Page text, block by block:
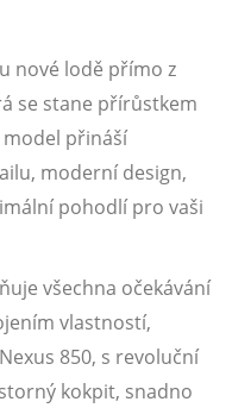
nové lodě přímo z
se stane přírůstkem
model přináší
moderní design,
pohodlí pro vaši
všechna očekávání
vlastností,
850, s revoluční
kokpit, snadno